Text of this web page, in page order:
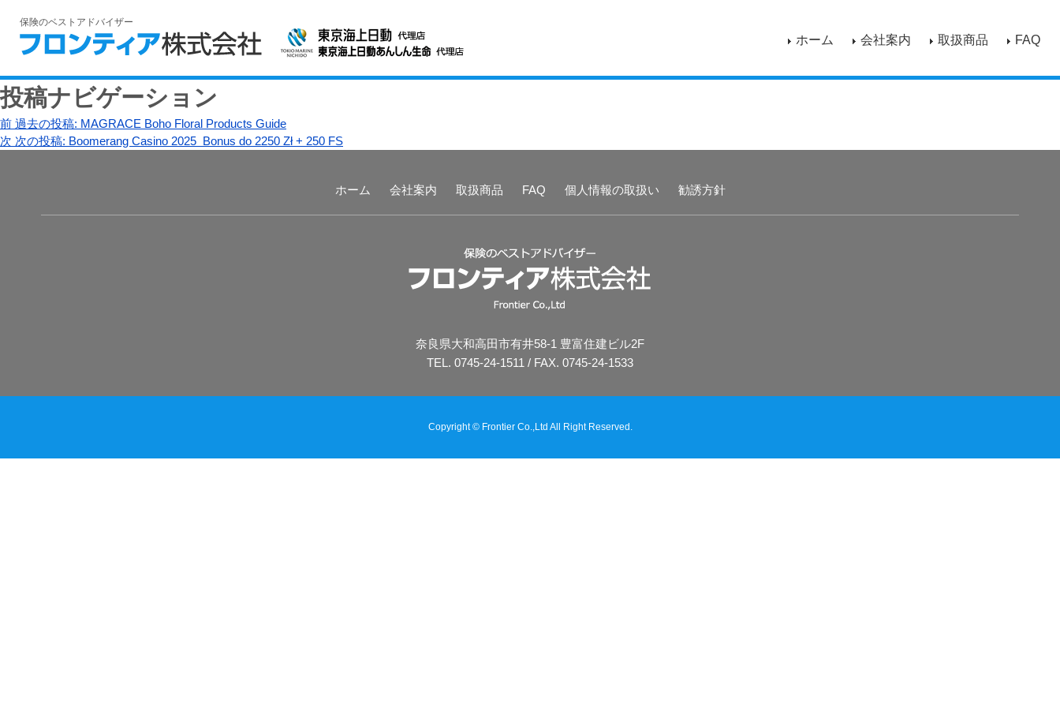
保険のベストアドバイザー
ホーム 会社案内 取扱商品 FAQ
投稿ナビゲーション
前 過去の投稿: MAGRACE Boho Floral Products Guide
次 次の投稿: Boomerang Casino 2025 ️ Bonus do 2250 Zł + 250 FS
ホーム 会社案内 取扱商品 FAQ 個人情報の取扱い 勧誘方針
奈良県大和高田市有井58-1 豊富住建ビル2F
TEL. 0745-24-1511 / FAX. 0745-24-1533
Copyright © Frontier Co.,Ltd All Right Reserved.